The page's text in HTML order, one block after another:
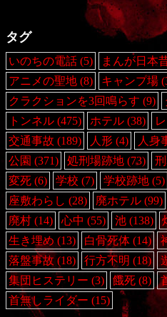
タグ
いのちの電話 (5) まんが日本
アニメの聖地 (8) キャンプ場
クラクションを3回鳴らす (9)
トンネル (475) ホテル (38)
交通事故 (189) 人形 (4) 人身
公園 (371) 処刑場跡地 (73)
変死 (6) 学校 (7) 学校跡地(5)
座敷わらし (28) 廃ホテル (99)
廃村 (14) 心中 (55) 池(138)
生き埋め(13) 白骨死体 (14)
落盤事故 (18) 行方不明 (18)
集団ヒステリー (3) 餓死 (8)
首無しライダー (15)